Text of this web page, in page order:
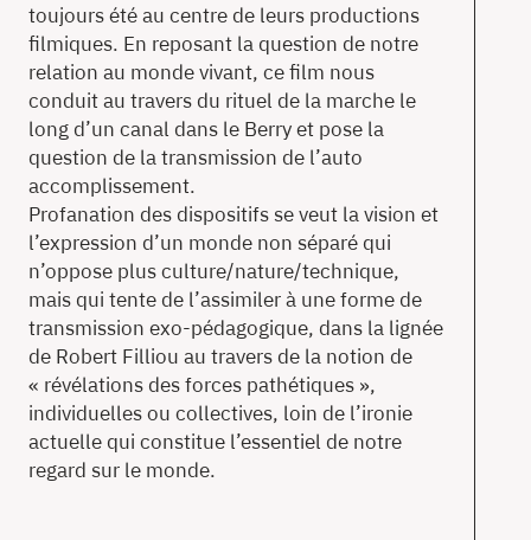
toujours été au centre de leurs productions
filmiques. En reposant la question de notre
relation au monde vivant, ce film nous
conduit au travers du rituel de la marche le
long d’un canal dans le Berry et pose la
question de la transmission de l’auto
accomplissement.
Profanation des dispositifs se veut la vision et
l’expression d’un monde non séparé qui
n’oppose plus culture/nature/technique,
mais qui tente de l’assimiler à une forme de
transmission exo-pédagogique, dans la lignée
de Robert Filliou au travers de la notion de
« révélations des forces pathétiques »,
individuelles ou collectives, loin de l’ironie
actuelle qui constitue l’essentiel de notre
regard sur le monde.